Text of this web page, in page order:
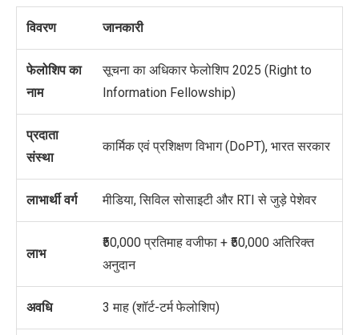
विवरण जानकारी
फेलोशिप का
नाम
सूचना का अधिकार फेलोशिप 2025 (Right to
Information Fellowship)
प्रदाता
संस्था
कार्मिक एवं प्रशिक्षण विभाग (DoPT), भारत सरकार
लाभार्थी वर्ग मीडिया, सिविल सोसाइटी और RTI से जुड़े पेशेवर
लाभ
₹50,000 प्रतिमाह वजीफा + ₹50,000 अतिरिक्त
अनुदान
अवधि 3 माह (शॉर्ट-टर्म फेलोशिप)